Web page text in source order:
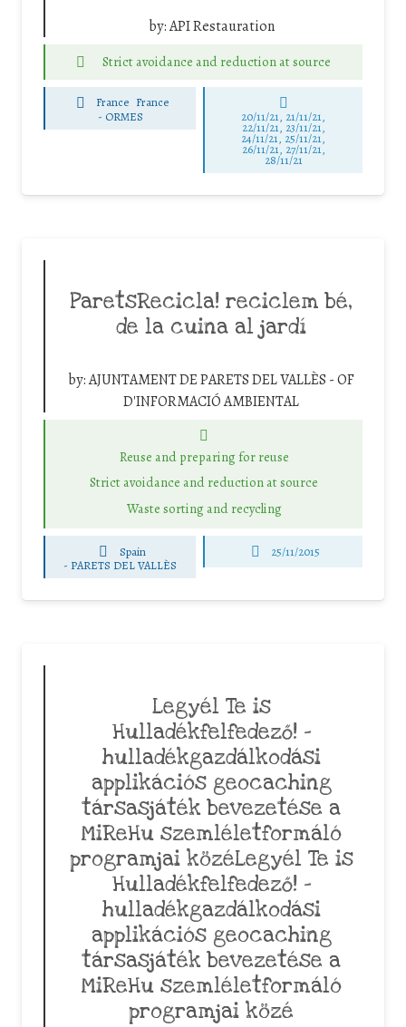
by:API Restauration
Strict avoidance and reduction at source
France France
- ORMES 20/11/21, 21/11/21,
22/11/21, 23/11/21,
24/11/21, 25/11/21,
26/11/21, 27/11/21,
28/11/21
ParetsRecicla! reciclem bé,
de la cuina al jardí
by:AJUNTAMENT DE PARETS DEL VALLÈS - OF
D'INFORMACIÓ AMBIENTAL
Reuse and preparing for reuse
Strict avoidance and reduction at source
Waste sorting and recycling
Spain
- PARETS DEL VALLÈS
25/11/2015
Legyél Te is
Hulladékfelfedező! –
hulladékgazdálkodási
applikációs geocaching
társasjáték bevezetése a
MiReHu szemléletformáló
programjai közéLegyél Te is
Hulladékfelfedező! –
hulladékgazdálkodási
applikációs geocaching
társasjáték bevezetése a
MiReHu szemléletformáló
programjai közé